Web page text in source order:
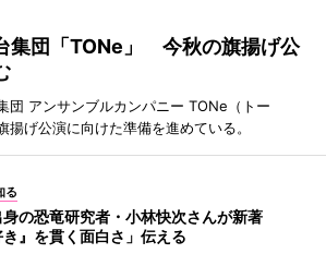
集団「TONe」 今秋の旗揚げ公
団 アンサンブルカンパニー TONe（トー
揚げ公演に向けた準備を進めている。
る
身の恐竜研究者・小林快次さんが新著
き』を貫く面白さ」伝える